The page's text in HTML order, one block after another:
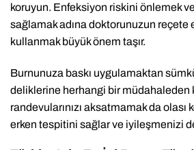
koruyun. Enfeksiyon riskini önlemek
sağlamak adına doktorunuzun reçete
kullanmak büyük önem taşır.
Burnunuza baskı uygulamaktan
deliklerine herhangi bir müdahaleden
randevularınızı aksatmamak da olası
erken tespitini sağlar ve iyileşmenizi